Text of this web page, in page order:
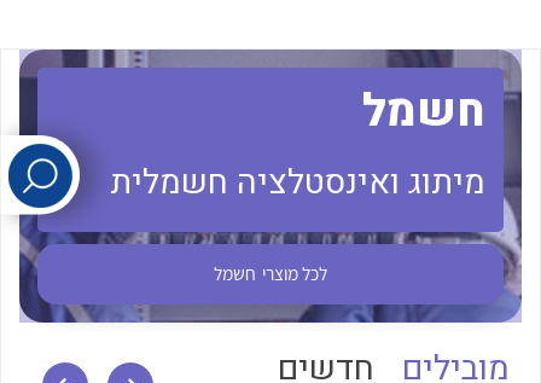
לכל מוצרי היצרן לכל מוצרי היצרן
לכל מוצרי היצרן לכל מוצרי היצרן
חשמל
מיתוג ואינסטלציה חשמלית
לכל מוצרי חשמל
מובילים חדשים